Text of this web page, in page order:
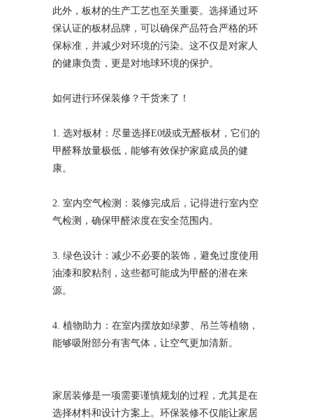
此外，板材的生产工艺也至关重要。选择通过环
保认证的板材品牌，可以确保产品符合严格的环
保标准，并减少对环境的污染。这不仅是对家人
的健康负责，更是对地球环境的保护。
如何进行环保装修？干货来了！
1. 选对板材：尽量选择E0级或无醛板材，它们的
甲醛释放量极低，能够有效保护家庭成员的健
康。
2. 室内空气检测：装修完成后，记得进行室内空
气检测，确保甲醛浓度在安全范围内。
3. 绿色设计：减少不必要的装饰，避免过度使用
油漆和胶粘剂，这些都可能成为甲醛的潜在来
源。
4. 植物助力：在室内摆放如绿萝、吊兰等植物，
能够吸附部分有害气体，让空气更加清新。
家居装修是一项需要谨慎规划的过程，尤其是在
选择材料和设计方案上。环保装修不仅能让家居